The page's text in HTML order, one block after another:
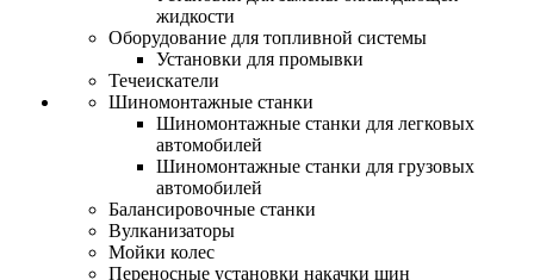
жидкости
Оборудование для топливной системы
Установки для промывки
Течеискатели
Шиномонтажные станки
Шиномонтажные станки для легковых
автомобилей
Шиномонтажные станки для грузовых
автомобилей
Балансировочные станки
Вулканизаторы
Мойки колес
Переносные установки накачки шин